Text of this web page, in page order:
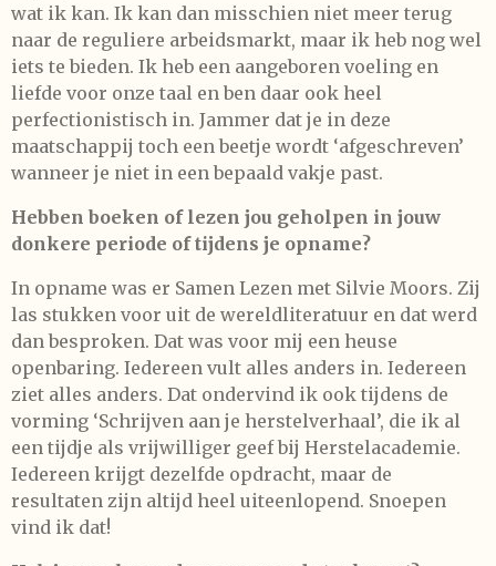
wat ik kan. Ik kan dan misschien niet meer terug
naar de reguliere arbeidsmarkt, maar ik heb nog wel
iets te bieden. Ik heb een aangeboren voeling en
liefde voor onze taal en ben daar ook heel
perfectionistisch in. Jammer dat je in deze
maatschappij toch een beetje wordt ‘afgeschreven’
wanneer je niet in een bepaald vakje past.
Hebben boeken of lezen jou geholpen in jouw
donkere periode of tijdens je opname?
In opname was er Samen Lezen met Silvie Moors. Zij
las stukken voor uit de wereldliteratuur en dat werd
dan besproken. Dat was voor mij een heuse
openbaring. Iedereen vult alles anders in. Iedereen
ziet alles anders. Dat ondervind ik ook tijdens de
vorming ‘Schrijven aan je herstelverhaal’, die ik al
een tijdje als vrijwilliger geef bij Herstelacademie.
Iedereen krijgt dezelfde opdracht, maar de
resultaten zijn altijd heel uiteenlopend. Snoepen
vind ik dat!